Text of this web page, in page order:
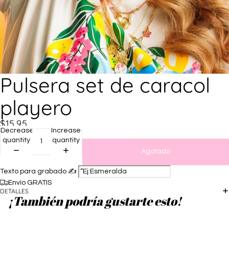
Pulsera set de caracol
playero
$15.95
Decrease
quantity
Increase
quantity
Agotado
Texto para grabado ✍️
Envío GRATIS
DETALLES
¡También podría gustarte esto!